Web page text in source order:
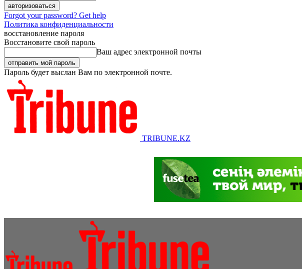
Forgot your password? Get help
Политика конфиденциальности
восстановление пароля
Восстановите свой пароль
Ваш адрес электронной почты
Пароль будет выслан Вам по электронной почте.
TRIBUNE.KZ